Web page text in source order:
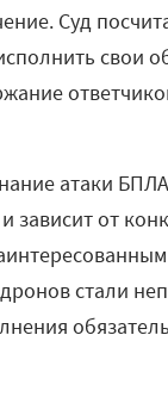
Суд
свои
атаки
зависит от
стали